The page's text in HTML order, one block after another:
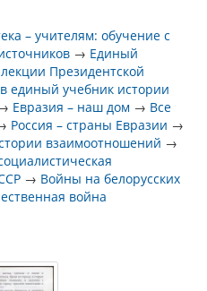
– учителям: обучение с
→ Единый
Президентской
единый учебник истории
Евразия – наш дом → Все
Россия – страны Евразии →
взаимоотношений →
→ Войны на белорусских
война